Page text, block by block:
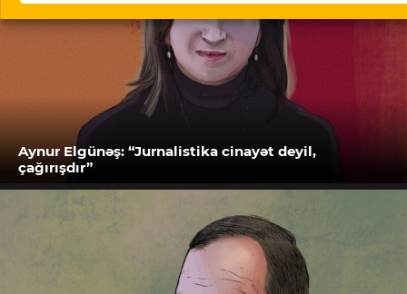
Aynur Elgünəş: “Jurnalistika cinayət deyil,
çağırışdır”